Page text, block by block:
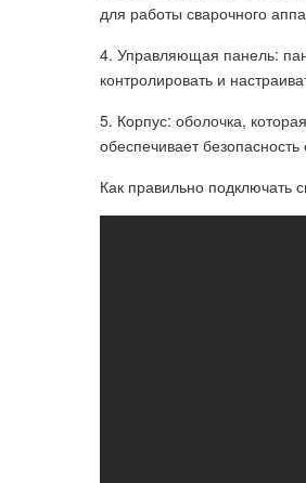
для работы сварочного
4. Управляющая панель:
контролировать и
5. Корпус: оболочка,
обеспечивает
Как правильно подключать